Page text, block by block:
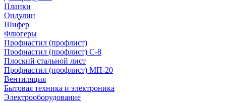
Планки
Ондулин
Шифер
Флюгеры
Профнастил (профлист)
Профнастил (профлист) С-8
Плоский стальной лист
Профнастил (профлист) МП-20
Вентиляция
Бытовая техника и электроника
Электрооборудование